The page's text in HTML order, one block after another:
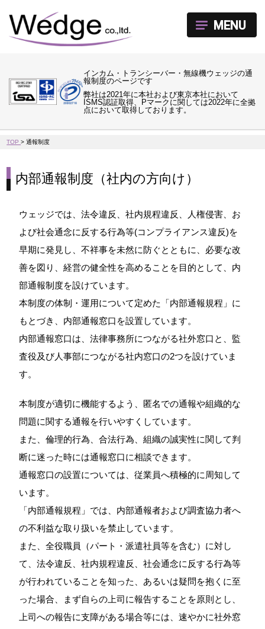
インカム・トランシーバー・無線機ウェッジの通
報制度のページです
弊社は2021年に本社および東京本社において
ISMS認証取得、Pマークに関しては2022年に全拠
点において取得しております。
MENU
TOP>通報制度
内部通報制度（社内の方向け）
ウェッジでは、法令違反、社内規程違反、人権侵害、お
よび社会通念に反する行為等(コンプライアンス違反)を
早期に発見し、不祥事を未然に防ぐとともに、必要な改
善を図り、経営の健全性を高めることを目的として、内
部通報制度を設けています。
本制度の体制・運用について定めた「内部通報規程」に
もとづき、内部通報窓口を設置しています。
内部通報窓口は、法律事務所につながる社外窓口と、監
査役及び人事部につながる社内窓口の2つを設けていま
す。
本制度が適切に機能するよう、匿名での通報や組織的な
問題に関する通報を行いやすくしています。
また、倫理的行為、合法行為、組織の誠実性に関して判
断に迷った時には通報窓口に相談できます。
通報窓口の設置については、従業員へ積極的に周知して
います。
「内部通報規程」では、内部通報者および調査協力者へ
の不利益な取り扱いを禁止しています。
また、全役職員（パート・派遣社員等を含む）に対し
て、法令違反、社内規程違反、社会通念に反する行為等
が行われていることを知った、あるいは疑問を抱くに至
った場合、まず自らの上司に報告することを原則とし、
上司への報告に支障がある場合等には、速やかに社外窓